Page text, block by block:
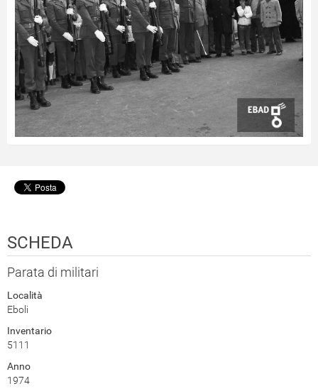
SCHEDA
Parata di militari
Località
Eboli
Inventario
5111
Anno
1974